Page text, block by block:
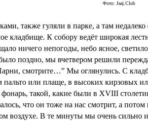
Фото: Jaaj.Club
также гуляли в парке, а там недалеко
кладбище. К собору ведёт широкая
ничего непогоды, небо ясное,
поздно, мы вчетвером решили
смотрите…” Мы оглянулись. С
пальто или плаще, в высоких кирзовых
такой, какие были в XVIII
что он тоже на нас смотрит, а
воздухе. В те минуты мы очень сильно